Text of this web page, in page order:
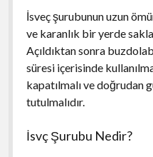
İsveç şurubunun uzun
ve karanlık bir yerde
Açıldıktan sonra
süresi içerisinde
kapatılmalı ve doğrudan
tutulmalıdır.
İsvç Şurubu Nedir?